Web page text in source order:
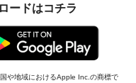
ードはコチラ
や地域におけるApple Inc.の商標で